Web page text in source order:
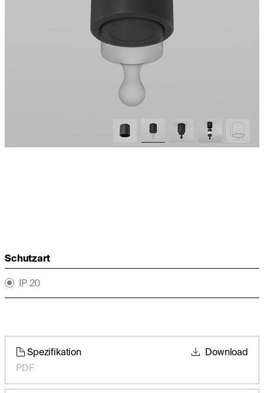
Schutzart
IP 20
Spezifikation
PDF
Download